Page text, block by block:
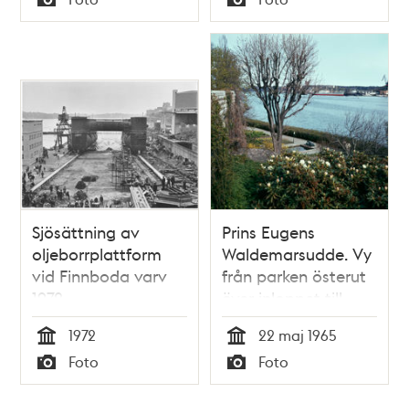
Typ
Typ
Sjösättning av
oljeborrplattform
vid Finnboda varv
1972
Tid
1972
Typ
Foto
Prins Eugens
Waldemarsudde. Vy
från parken österut
över inloppet till
Stockholm.
Tid
22 maj 1965
Typ
Foto